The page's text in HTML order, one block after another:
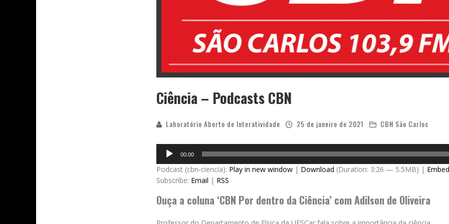
Ciência – Podcasts CBN
Laboratório Aberto de Interatividade 25 de janeiro de 2021 CBN São Carlos
Audio
Player
00:00
Podcast (cbn-ciencia): Play in new window | Download (Duration: 3:26 — 5.5MB) | Embed
Subscribe: Email | RSS
Ouça a coluna ‘CBN Por dentro da Ciência’ com Adilson de Oliveira